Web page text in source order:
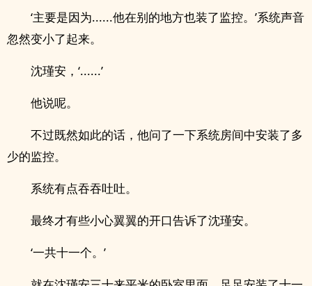
‘主要是因为......他在别的地方也装了监控。’系统声音
忽然变小了起来。
沈瑾安，‘......’
他说呢。
不过既然如此的话，他问了一下系统房间中安装了多
少的监控。
系统有点吞吞吐吐。
最终才有些小心翼翼的开口告诉了沈瑾安。
‘一共十一个。’